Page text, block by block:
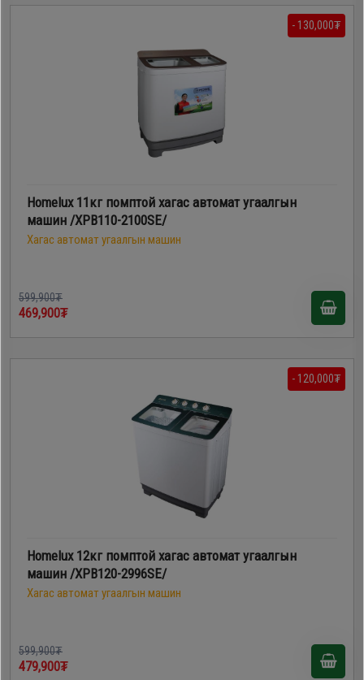
- 130,000₮
Homelux 11кг помптой хагас автомат угаалгын
машин /XPB110-2100SE/
Хагас автомат угаалгын машин
599,900₮
469,900₮
- 120,000₮
Homelux 12кг помптой хагас автомат угаалгын
машин /XPB120-2996SE/
Хагас автомат угаалгын машин
599,900₮
479,900₮